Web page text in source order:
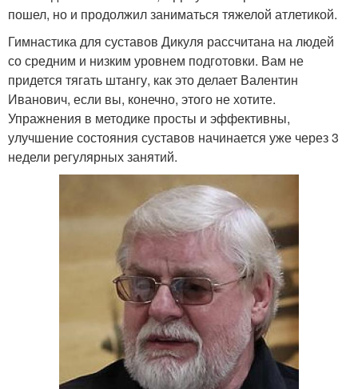
пошел, но и продолжил заниматься тяжелой атлетикой.
Гимнастика для суставов Дикуля рассчитана на людей
со средним и низким уровнем подготовки. Вам не
придется тягать штангу, как это делает Валентин
Иванович, если вы, конечно, этого не хотите.
Упражнения в методике просты и эффективны,
улучшение состояния суставов начинается уже через 3
недели регулярных занятий.